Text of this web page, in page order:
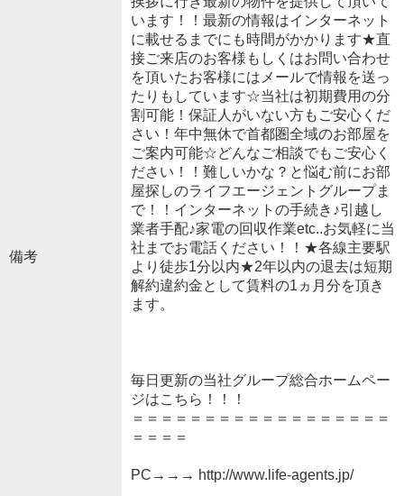
備考
います！！最新の情報はインターネット
に載せるまでにも時間がかかります★直
接ご来店のお客様もしくはお問い合わせ
を頂いたお客様にはメールで情報を送っ
たりもしています☆当社は初期費用の分
割可能！保証人がいない方もご安心くだ
さい！年中無休で首都圏全域のお部屋を
ご案内可能☆どんなご相談でもご安心く
ださい！！難しいかな？と悩む前にお部
屋探しのライフエージェントグループま
で！！インターネットの手続き♪引越し
業者手配♪家電の回収作業etc..お気軽に当
社までお電話ください！！★各線主要駅
より徒歩1分以内★2年以内の退去は短期
解約違約金として賃料の1ヵ月分を頂き
ます。
毎日更新の当社グループ総合ホームペー
ジはこちら！！！
＝＝＝＝＝＝＝＝＝＝＝＝＝＝＝＝＝＝
＝＝＝＝
PC→→→ http://www.life-agents.jp/